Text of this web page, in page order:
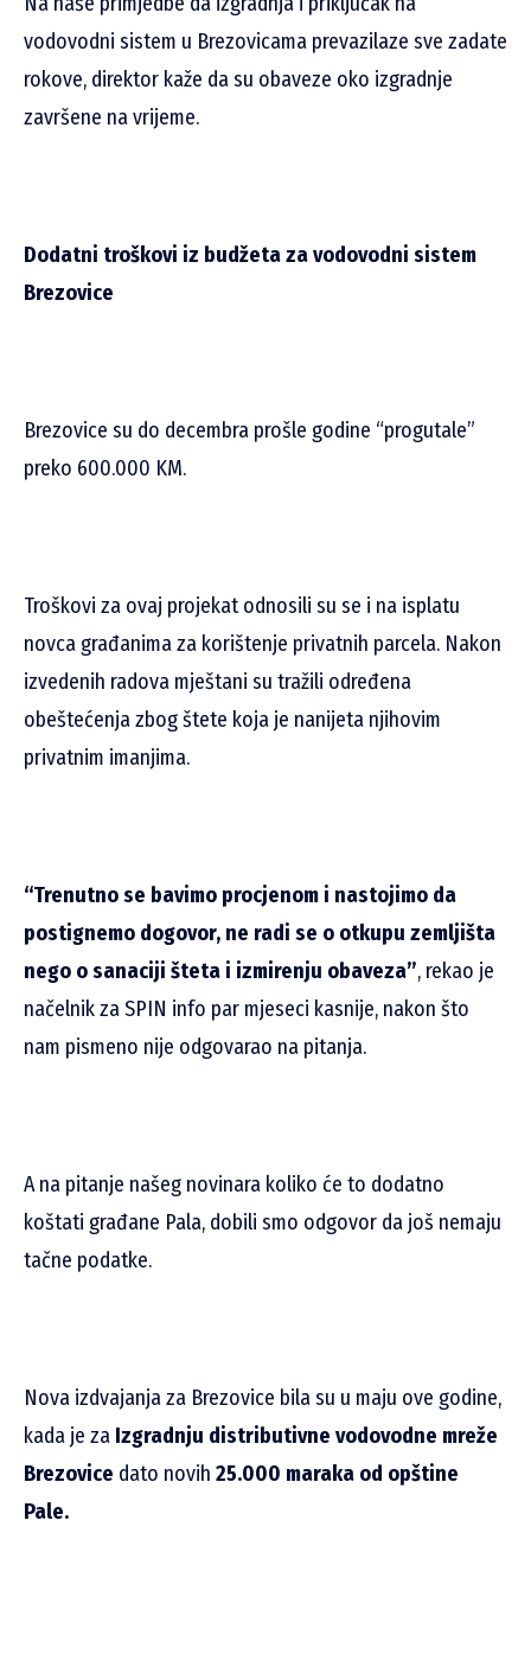
vodovodni sistem u Brezovicama prevazilaze sve zadate
rokove, direktor kaže da su obaveze oko izgradnje
završene na vrijeme.
Dodatni troškovi iz budžeta za vodovodni sistem
Brezovice
Brezovice su do decembra prošle godine “progutale”
preko 600.000 KM.
Troškovi za ovaj projekat odnosili su se i na isplatu
novca građanima za korištenje privatnih parcela. Nakon
izvedenih radova mještani su tražili određena
obeštećenja zbog štete koja je nanijeta njihovim
privatnim imanjima.
“Trenutno se bavimo procjenom i nastojimo da
postignemo dogovor, ne radi se o otkupu zemljišta
nego o sanaciji šteta i izmirenju obaveza”, rekao je
načelnik za SPIN info par mjeseci kasnije, nakon što
nam pismeno nije odgovarao na pitanja.
A na pitanje našeg novinara koliko će to dodatno
koštati građane Pala, dobili smo odgovor da još nemaju
tačne podatke.
Nova izdvajanja za Brezovice bila su u maju ove godine,
kada je za Izgradnju distributivne vodovodne mreže
Brezovice dato novih 25.000 maraka od opštine
Pale.